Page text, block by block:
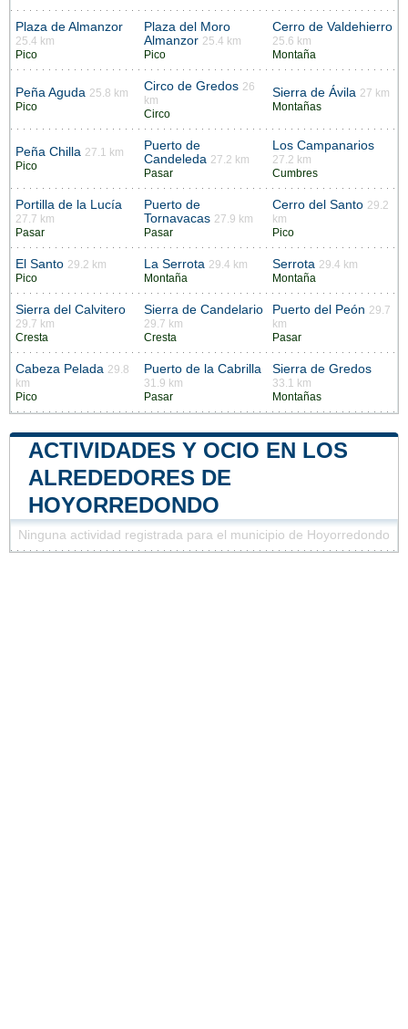
Plaza de Almanzor
25.4 km
Pico
Plaza del Moro
Almanzor 25.4 km
Pico
Cerro de Valdehierro
25.6 km
Montaña
Peña Aguda 25.8 km
Pico
Circo de Gredos 26
km
Circo
Sierra de Ávila 27 km
Montañas
Peña Chilla 27.1 km
Pico
Puerto de
Candeleda 27.2 km
Pasar
Los Campanarios
27.2 km
Cumbres
Portilla de la Lucía
27.7 km
Pasar
Puerto de
Tornavacas 27.9 km
Pasar
Cerro del Santo 29.2
km
Pico
El Santo 29.2 km
Pico
La Serrota 29.4 km
Montaña
Serrota 29.4 km
Montaña
Sierra del Calvitero
29.7 km
Cresta
Sierra de Candelario
29.7 km
Cresta
Puerto del Peón 29.7
km
Pasar
Cabeza Pelada 29.8
km
Pico
Puerto de la Cabrilla
31.9 km
Pasar
Sierra de Gredos
33.1 km
Montañas
ACTIVIDADES Y OCIO EN LOS
ALREDEDORES DE
HOYORREDONDO
Ninguna actividad registrada para el municipio de Hoyorredondo